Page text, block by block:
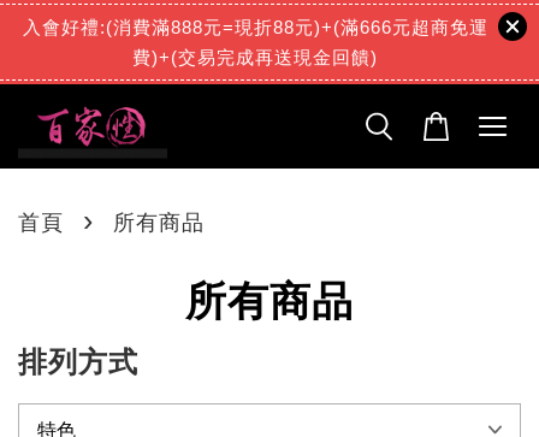
入會好禮:(消費滿888元=現折88元)+(滿666元超商免運
費)+(交易完成再送現金回饋)
首頁 › 所有商品
所有商品
排列方式
陳***已購買了